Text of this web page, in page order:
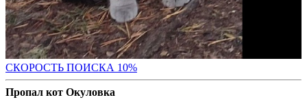
СКОРОСТЬ ПОИСКА 10%
Пропал кот Окуловка